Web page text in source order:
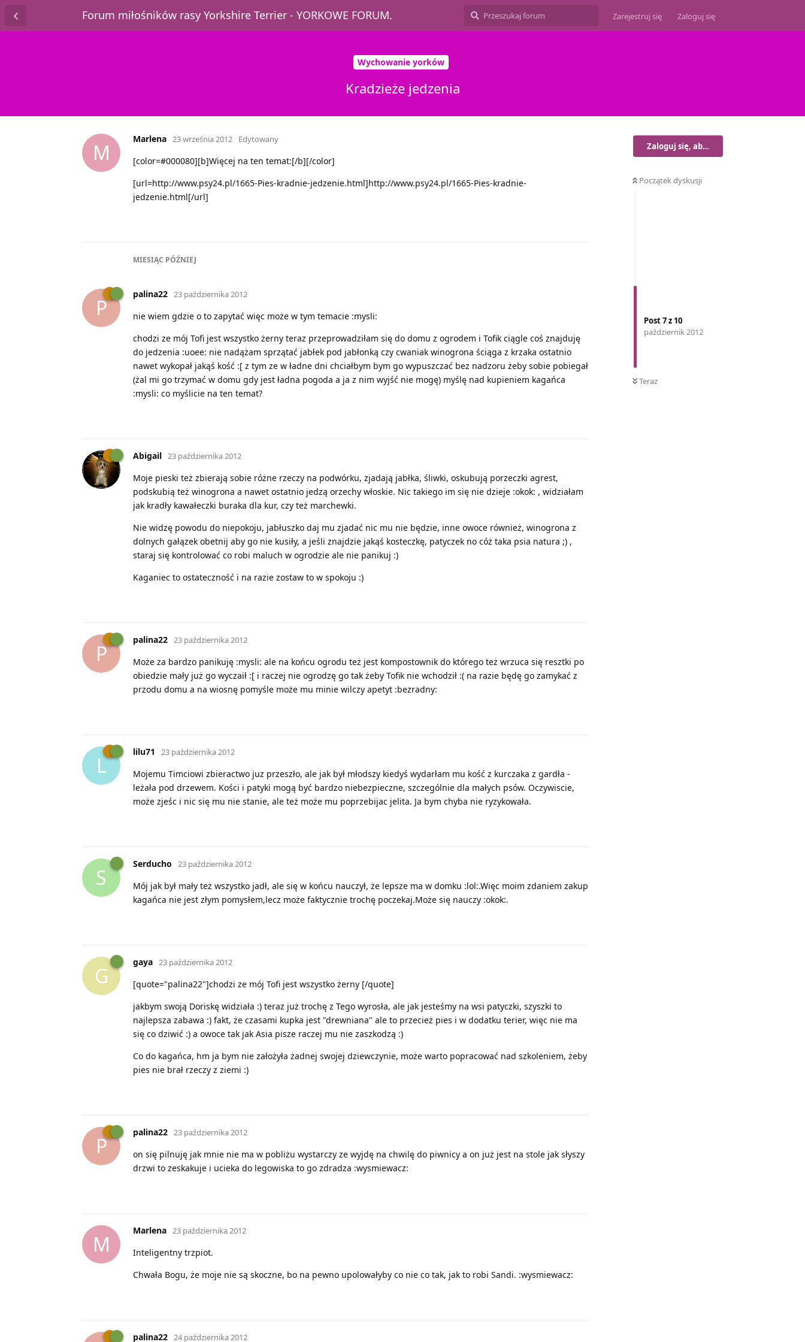
Forum miłośników rasy Yorkshire Terrier - YORKOWE FORUM. Zarejestruj się Zaloguj się
Wychowanie yorków
Kradzieże jedzenia
Zaloguj się, aby odpisać
Początek dyskusji
Post7z 10
październik 2012
Teraz
M
Marlena 23 września 2012 Edytowany
[color=#000080][b]Więcej na ten temat:[/b][/color]
[url=http://www.psy24.pl/1665-Pies-kradnie-jedzenie.html]http://www.psy24.pl/1665-Pies-kradnie-
jedzenie.html[/url]
MIESIĄC PÓŹNIEJ
P
palina22 23 października 2012
nie wiem gdzie o to zapytać więc może w tym temacie :mysli:
chodzi ze mój Tofi jest wszystko żerny teraz przeprowadziłam się do domu z ogrodem i Tofik ciągle coś znajduję
do jedzenia :uoee: nie nadążam sprzątać jabłek pod jabłonką czy cwaniak winogrona ściąga z krzaka ostatnio
nawet wykopał jakąś kość :[ z tym ze w ładne dni chciałbym bym go wypuszczać bez nadzoru żeby sobie pobiegał
(żal mi go trzymać w domu gdy jest ładna pogoda a ja z nim wyjść nie mogę) myślę nad kupieniem kagańca
:mysli: co myślicie na ten temat?
Abigail 23 października 2012
Moje pieski też zbierają sobie różne rzeczy na podwórku, zjadają jabłka, śliwki, oskubują porzeczki agrest,
podskubią też winogrona a nawet ostatnio jedzą orzechy włoskie. Nic takiego im się nie dzieje :okok: , widziałam
jak kradły kawałeczki buraka dla kur, czy też marchewki.
Nie widzę powodu do niepokoju, jabłuszko daj mu zjadać nic mu nie będzie, inne owoce również, winogrona z
dolnych gałązek obetnij aby go nie kusiły, a jeśli znajdzie jakąś kosteczkę, patyczek no cóż taka psia natura ;) ,
staraj się kontrolować co robi maluch w ogrodzie ale nie panikuj :)
Kaganiec to ostateczność i na razie zostaw to w spokoju :)
P
palina22 23 października 2012
Może za bardzo panikuję :mysli: ale na końcu ogrodu też jest kompostownik do którego też wrzuca się resztki po
obiedzie mały już go wyczaił :[ i raczej nie ogrodzę go tak żeby Tofik nie wchodził :( na razie będę go zamykać z
przodu domu a na wiosnę pomyśle może mu minie wilczy apetyt :bezradny:
L
lilu71 23 października 2012
Mojemu Timciowi zbieractwo juz przeszło, ale jak był młodszy kiedyś wydarłam mu kość z kurczaka z gardła -
leżała pod drzewem. Kości i patyki mogą być bardzo niebezpieczne, szczególnie dla małych psów. Oczywiscie,
może zjeśc i nic się mu nie stanie, ale też może mu poprzebijac jelita. Ja bym chyba nie ryzykowała.
S
Serducho 23 października 2012
Mój jak był mały też wszystko jadł, ale się w końcu nauczył, że lepsze ma w domku :lol:.Więc moim zdaniem zakup
kagańca nie jest złym pomysłem,lecz może faktycznie trochę poczekaj.Może się nauczy :okok:.
G
gaya 23 października 2012
[quote="palina22"]chodzi ze mój Tofi jest wszystko żerny [/quote]
jakbym swoją Doriskę widziała :) teraz już trochę z Tego wyrosła, ale jak jesteśmy na wsi patyczki, szyszki to
najlepsza zabawa :) fakt, że czasami kupka jest "drewniana" ale to przecież pies i w dodatku terier, więc nie ma
się co dziwić :) a owoce tak jak Asia pisze raczej mu nie zaszkodzą :)
Co do kagańca, hm ja bym nie założyła żadnej swojej dziewczynie, może warto popracować nad szkoleniem, żeby
pies nie brał rzeczy z ziemi :)
P
palina22 23 października 2012
on się pilnuję jak mnie nie ma w pobliżu wystarczy ze wyjdę na chwilę do piwnicy a on już jest na stole jak słyszy
drzwi to zeskakuje i ucieka do legowiska to go zdradza :wysmiewacz:
M
Marlena 23 października 2012
Inteligentny trzpiot.
Chwała Bogu, że moje nie są skoczne, bo na pewno upolowałyby co nie co tak, jak to robi Sandi. :wysmiewacz:
palina22 24 października 2012